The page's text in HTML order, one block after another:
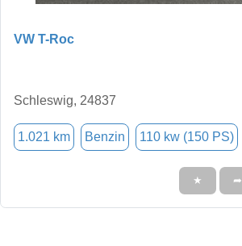
VW T-Roc
Schleswig, 24837
1.021 km Benzin 110 kw (150 PS)
★ ➦